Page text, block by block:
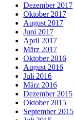
Dezember 2017
Oktober 2017
August 2017
Juni 2017
April 2017
März 2017
Oktober 2016
August 2016
Juli 2016
März 2016
Dezember 2015
Oktober 2015
September 2015